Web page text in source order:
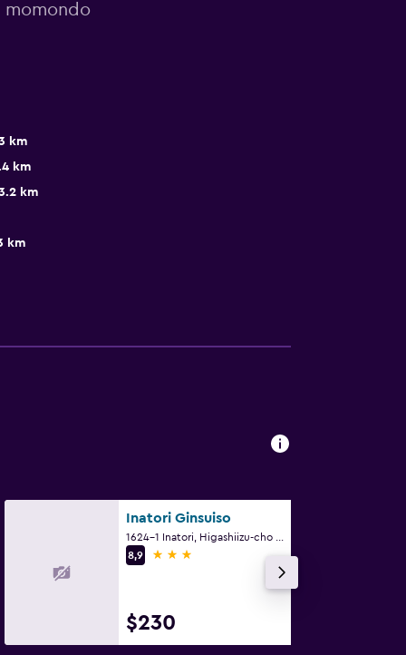
momondo
km
km
km
km
Inatori Ginsuiso
8,9
3 estrellas
$230